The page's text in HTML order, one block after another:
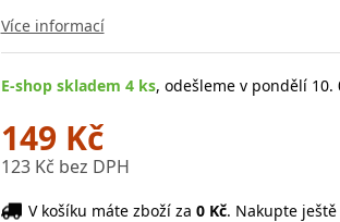
Více informací
E-shop skladem 4 ks, odešleme v pondělí 10.
149 Kč
123 Kč bez DPH
V košíku máte zboží za 0 Kč. Nakupte